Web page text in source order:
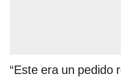
“Este era un pedido